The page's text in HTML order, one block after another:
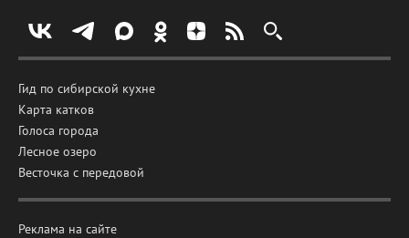
Гид по сибирской кухне
Карта катков
Голоса города
Лесное озеро
Весточка с передовой
Реклама на сайте